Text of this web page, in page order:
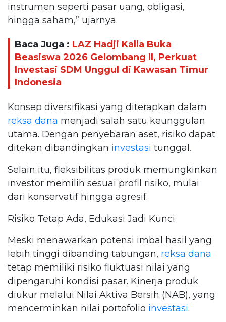
instrumen seperti pasar uang, obligasi,
hingga saham,” ujarnya.
Baca Juga : LAZ Hadji Kalla Buka
Beasiswa 2026 Gelombang II, Perkuat
Investasi SDM Unggul di Kawasan Timur
Indonesia
Konsep diversifikasi yang diterapkan dalam
reksa dana menjadi salah satu keunggulan
utama. Dengan penyebaran aset, risiko dapat
ditekan dibandingkan investasi tunggal.
Selain itu, fleksibilitas produk memungkinkan
investor memilih sesuai profil risiko, mulai
dari konservatif hingga agresif.
Risiko Tetap Ada, Edukasi Jadi Kunci
Meski menawarkan potensi imbal hasil yang
lebih tinggi dibanding tabungan, reksa dana
tetap memiliki risiko fluktuasi nilai yang
dipengaruhi kondisi pasar. Kinerja produk
diukur melalui Nilai Aktiva Bersih (NAB), yang
mencerminkan nilai portofolio investasi.